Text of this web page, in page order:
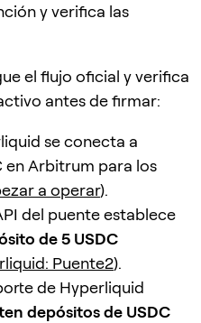
y verifica las
el flujo oficial y verifica
antes de firmar:
se conecta a
en Arbitrum para los
a operar).
del puente establece
de 5 USDC
Puente2).
de Hyperliquid
depósitos de USDC